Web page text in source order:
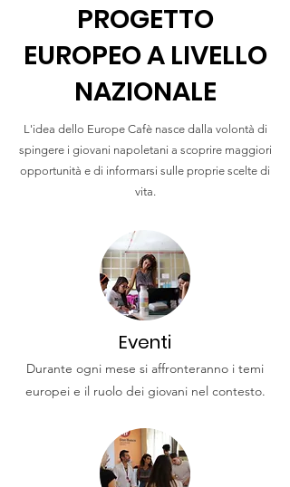
PROGETTO
EUROPEO A LIVELLO
NAZIONALE
L'idea dello Europe Cafè nasce dalla volontà di
spingere i giovani napoletani a scoprire maggiori
opportunità e di informarsi sulle proprie scelte di
vita.
Eventi
Durante ogni mese si affronteranno i temi
europei e il ruolo dei giovani nel contesto.